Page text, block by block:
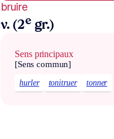
bruire
v. (2e gr.)
Sens principaux
[Sens commun]
hurler tonitruer tonner